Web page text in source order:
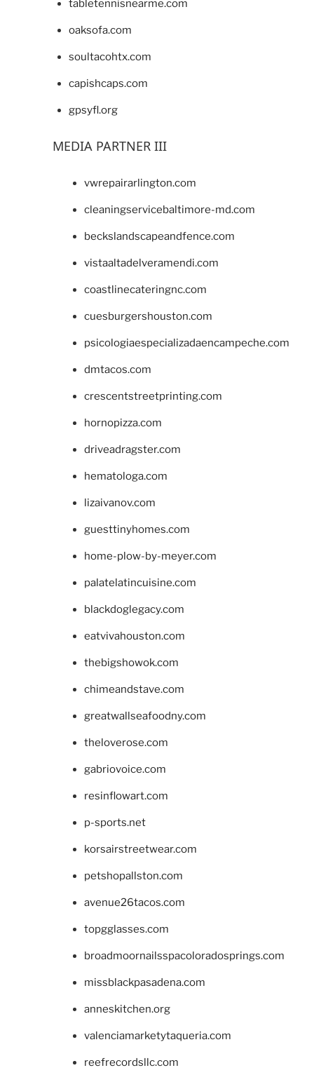
tabletennisnearme.com
oaksofa.com
soultacohtx.com
capishcaps.com
gpsyfl.org
MEDIA PARTNER III
vwrepairarlington.com
cleaningservicebaltimore-md.com
beckslandscapeandfence.com
vistaaltadelveramendi.com
coastlinecateringnc.com
cuesburgershouston.com
psicologiaespecializadaencampeche.com
dmtacos.com
crescentstreetprinting.com
hornopizza.com
driveadragster.com
hematologa.com
lizaivanov.com
guesttinyhomes.com
home-plow-by-meyer.com
palatelatincuisine.com
blackdoglegacy.com
eatvivahouston.com
thebigshowok.com
chimeandstave.com
greatwallseafoodny.com
theloverose.com
gabriovoice.com
resinflowart.com
p-sports.net
korsairstreetwear.com
petshopallston.com
avenue26tacos.com
topgglasses.com
broadmoornailsspacoloradosprings.com
missblackpasadena.com
anneskitchen.org
valenciamarketytaqueria.com
reefrecordsllc.com